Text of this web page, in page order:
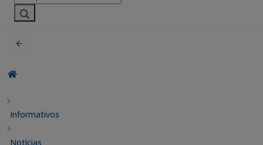
por:
Informativos
Notícias